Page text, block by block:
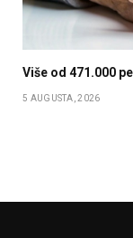
Više od 471.000
5 AUGUSTA, 2026